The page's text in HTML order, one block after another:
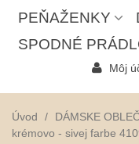
PEŇAŽENKY
SPODNÉ
Môj
Úvod / DÁMSKE
krémovo - sivej farbe